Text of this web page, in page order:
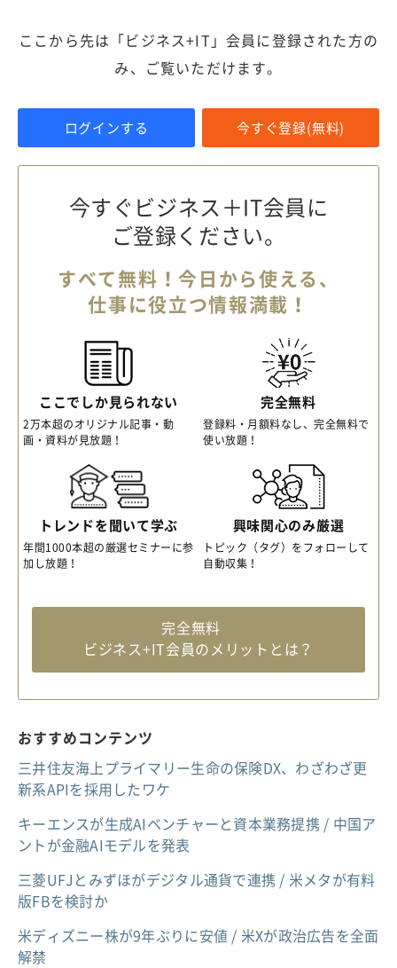
ここから先は「ビジネス+IT」会員に登録された方の
み、ご覧いただけます。
ログインする 今すぐ登録(無料)
今すぐビジネス＋IT会員に
ご登録ください。
すべて無料！今日から使える、
仕事に役立つ情報満載！
ここでしか見られない
2万本超のオリジナル記事・動
画・資料が見放題！
完全無料
登録料・月額料なし、完全無料で
使い放題！
トレンドを聞いて学ぶ
年間1000本超の厳選セミナーに参
加し放題！
興味関心のみ厳選
トピック（タグ）をフォローして
自動収集！
完全無料
ビジネス+IT会員のメリットとは？
おすすめコンテンツ
三井住友海上プライマリー生命の保険DX、わざわざ更
新系APIを採用したワケ
キーエンスが生成AIベンチャーと資本業務提携 / 中国ア
ントが金融AIモデルを発表
三菱UFJとみずほがデジタル通貨で連携 / 米メタが有料
版FBを検討か
米ディズニー株が9年ぶりに安値 / 米Xが政治広告を全面
解禁